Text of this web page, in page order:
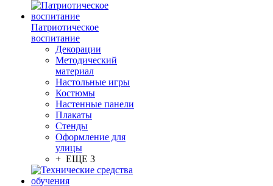
Патриотическое
воспитание
Декорации
Методический
материал
Настольные игры
Костюмы
Настенные панели
Плакаты
Стенды
Оформление для
улицы
+ ЕЩЕ 3